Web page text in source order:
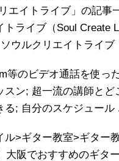
エイトライブ」の記事
トライブ（Soul Create
ウルクリエイトライブ
等のビデオ通話を使っ
スン; 超一流の講師とど
る; 自分のスケジュール
ル>ギター教室>ギター
大阪でおすすめのギタ